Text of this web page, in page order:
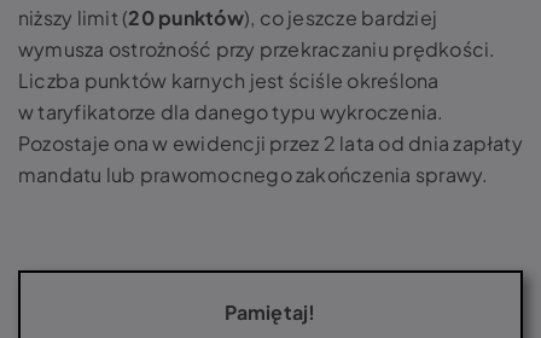
niższy limit (20 punktów), co jeszcze bardziej
wymusza ostrożność przy przekraczaniu prędkości.
Liczba punktów karnych jest ściśle określona
w taryfikatorze dla danego typu wykroczenia.
Pozostaje ona w ewidencji przez 2 lata od dnia zapłaty
mandatu lub prawomocnego zakończenia sprawy.
Pamiętaj!